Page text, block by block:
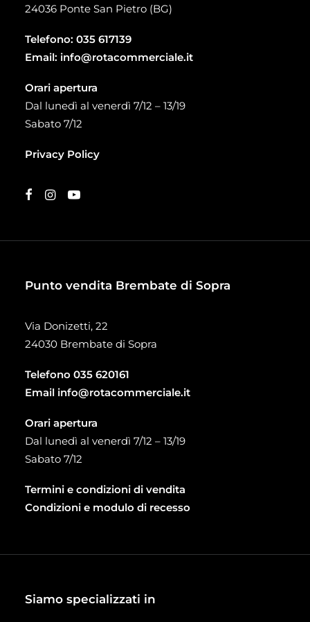
24036 Ponte San Pietro (BG)
Telefono: 035 617139
Email: info@rotacommerciale.it
Orari apertura
Dal lunedì al venerdì 7/12 – 13/19
Sabato 7/12
Privacy Policy
Punto vendita Brembate di Sopra
Via Donizetti, 22
24030 Brembate di Sopra
Telefono 035 620161
Email info@rotacommerciale.it
Orari apertura
Dal lunedì al venerdì 7/12 – 13/19
Sabato 7/12
Termini e condizioni di vendita
Condizioni e modulo di recesso
Siamo specializzati in